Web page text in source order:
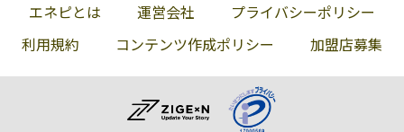
エネピとは 運営会社
プライバシーポリシー
利用規約
コンテンツ作成ポリシー 加盟店募集